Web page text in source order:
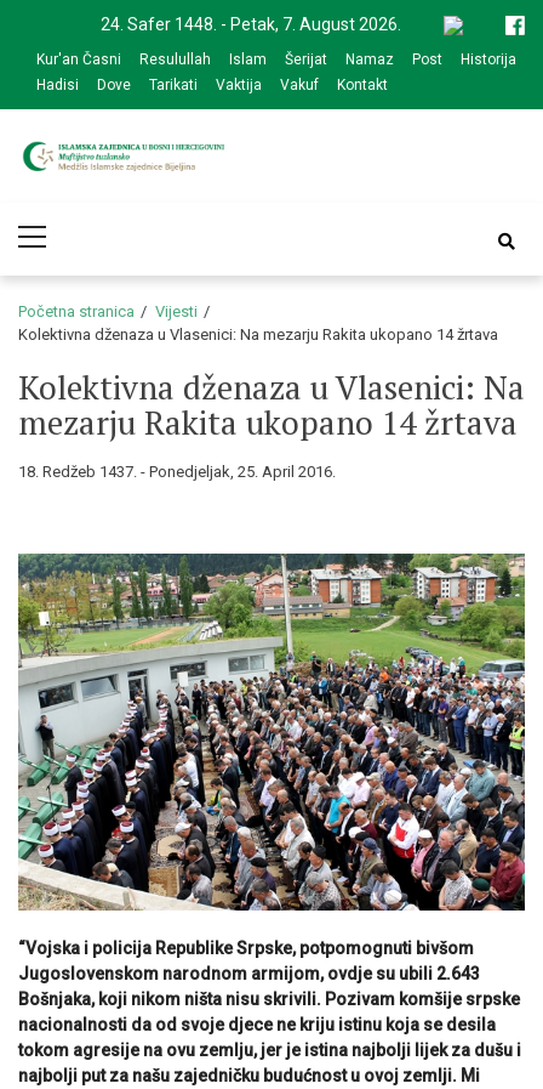
navigation
content
24. Safer 1448. - Petak, 7. August 2026.
Kur'an Časni Resulullah Islam Šerijat Namaz Post
Historija
Hadisi
Dove Tarikati Vaktija Vakuf Kontakt
zajednice Bijeljina
Menu
Početna stranica
Vijesti
Kolektivna dženaza u Vlasenici: Na mezarju Rakita ukopano 14 žrtava
Kolektivna dženaza u Vlasenici: Na
mezarju Rakita ukopano 14 žrtava
18. Redžeb 1437. - Ponedjeljak, 25. April 2016.
“Vojska i policija Republike Srpske, potpomognuti bivšom
Jugoslovenskom narodnom armijom, ovdje su ubili 2.643
Bošnjaka, koji nikom ništa nisu skrivili. Pozivam komšije srpske
nacionalnosti da od svoje djece ne kriju istinu koja se desila
tokom agresije na ovu zemlju, jer je istina najbolji lijek za dušu i
najbolji put za našu zajedničku budućnost u ovoj zemlji. Mi